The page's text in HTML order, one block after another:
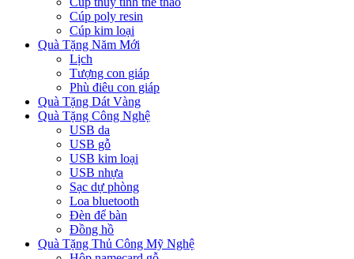
Cúp poly resin
Cúp kim loại
Quà Tặng Năm Mới
Lịch
Tượng con giáp
Phù điêu con giáp
Quà Tặng Dát Vàng
Quà Tặng Công Nghệ
USB da
USB gỗ
USB kim loại
USB nhựa
Sạc dự phòng
Loa bluetooth
Đèn để bàn
Đồng hồ
Quà Tặng Thủ Công Mỹ Nghệ